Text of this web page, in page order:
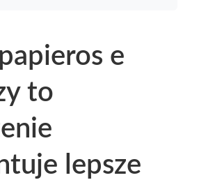
e
to
lepsze